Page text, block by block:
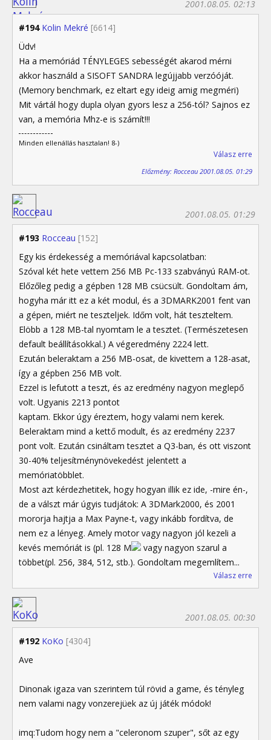
#194 Kolin Mekré [6614]
2001.08.05. 02:13
Üdv!
Ha a memóriád TÉNYLEGES sebességét akarod mérni
akkor használd a SISOFT SANDRA legújjabb verzóóját.
(Memory benchmark, ez eltart egy ideig amig megméri)
Mit vártál hogy dupla olyan gyors lesz a 256-tól? Sajnos ez
van, a memória Mhz-e is számít!!!
Minden ellenállás hasztalan! 8-)
Válasz erre
Előzmény: Rocceau 2001.08.05. 01:29
#193 Rocceau [152]
2001.08.05. 01:29
Egy kis érdekesség a memóriával kapcsolatban:
Szóval két hete vettem 256 MB Pc-133 szabványú RAM-ot.
Előzőleg pedig a gépben 128 MB csücsült. Gondoltam ám,
hogyha már itt ez a két modul, és a 3DMARK2001 fent van
a gépen, miért ne teszteljek. Időm volt, hát teszteltem.
Elöbb a 128 MB-tal nyomtam le a tesztet. (Természetesen
default beállításokkal.) A végeredmény 2224 lett.
Ezután beleraktam a 256 MB-osat, de kivettem a 128-asat,
így a gépben 256 MB volt.
Ezzel is lefutott a teszt, és az eredmény nagyon meglepő
volt. Ugyanis 2213 pontot
kaptam. Ekkor úgy éreztem, hogy valami nem kerek.
Beleraktam mind a kettő modult, és az eredmény 2237
pont volt. Ezután csináltam tesztet a Q3-ban, és ott viszont
30-40% teljesítménynövekedést jelentett a
memóriatöbblet.
Most azt kérdezhetitek, hogy hogyan illik ez ide, -mire én-,
de a válszt már úgyis tudjátok: A 3DMark2000, és 2001
mororja hajtja a Max Payne-t, vagy inkább fordítva, de
nem ez a lényeg. Amely motor vagy nagyon jól kezeli a
kevés memóriát is (pl. 128 M
vagy nagyon szarul a
többet(pl. 256, 384, 512, stb.). Gondoltam megemlítem...
Válasz erre
#192 KoKo [4304]
2001.08.05. 00:30
Ave
Dinonak igaza van szerintem túl rövid a game, és tényleg
nem valami nagy vonzerejüek az új játék módok!
imq:Tudom hogy nem a "celeronom szuper", sőt az egy